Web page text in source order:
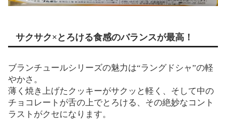
サクサク×とろける食感のバランスが最高！
ブランチュールシリーズの魅力は“ラングドシャ”の軽
やかさ。
薄く焼き上げたクッキーがサクッと軽く、そして中の
チョコレートが舌の上でとろける、その絶妙なコント
ラストがクセになります。